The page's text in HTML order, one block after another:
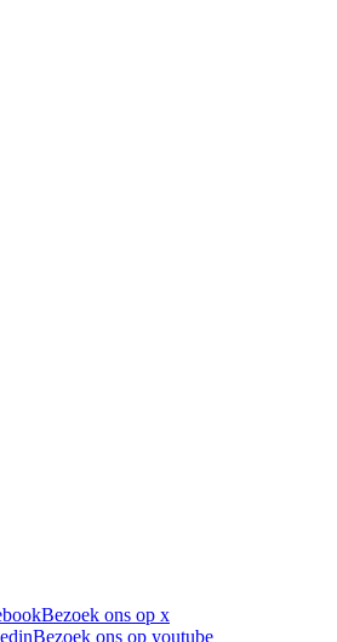
Bezoek ons op x
Bezoek ons op youtube